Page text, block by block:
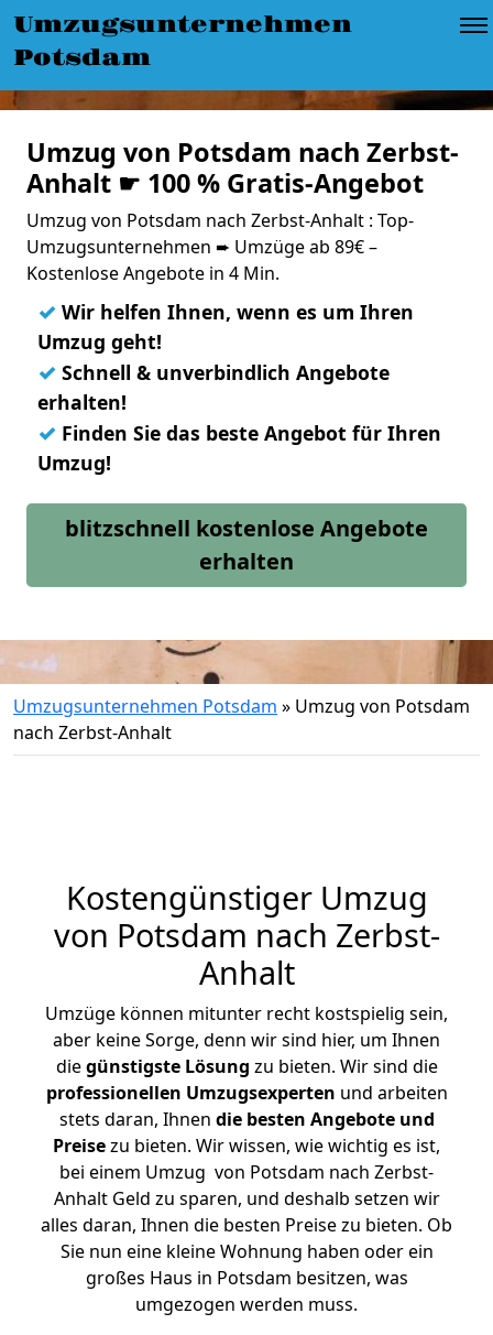
Umzugsunternehmen
Potsdam
Umzug von Potsdam nach Zerbst-
Anhalt ☛ 100 % Gratis-Angebot
Umzug von Potsdam nach Zerbst-Anhalt : Top-
Umzugsunternehmen ➨ Umzüge ab 89€ –
Kostenlose Angebote in 4 Min.
✓ Wir helfen Ihnen, wenn es um Ihren
Umzug geht!
✓ Schnell & unverbindlich Angebote
erhalten!
✓ Finden Sie das beste Angebot für Ihren
Umzug!
blitzschnell kostenlose Angebote
erhalten
Umzugsunternehmen Potsdam » Umzug von Potsdam
nach Zerbst-Anhalt
Kostengünstiger Umzug
von Potsdam nach Zerbst-
Anhalt
Umzüge können mitunter recht kostspielig sein,
aber keine Sorge, denn wir sind hier, um Ihnen
diegünstigste Lösung zu bieten. Wir sind die
professionellen Umzugsexperten und arbeiten
stets daran, Ihnen die besten Angebote und
Preisezu bieten. Wir wissen, wie wichtig es ist,
bei einem Umzug von Potsdam nach Zerbst-
Anhalt Geld zu sparen, und deshalb setzen wir
alles daran, Ihnen die besten Preise zu bieten. Ob
Sie nun eine kleine Wohnung haben oder ein
großes Haus in Potsdam besitzen, was
umgezogen werden muss.